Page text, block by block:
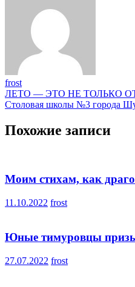
frost
Навигация
по
записям
ЛЕТО — ЭТО НЕ ТОЛЬКО
Столовая школы №3 города
Похожие записи
Моим стихам, как
11.10.2022 frost
Юные тимуровцы
27.07.2022 frost